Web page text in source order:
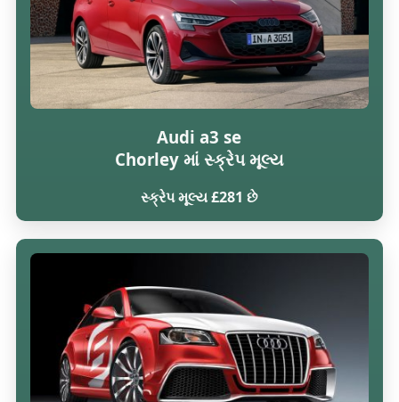
Audi a3 se
Chorley માં સ્ક્રેપ મૂલ્ય
સ્ક્રેપ મૂલ્ય £281 છે